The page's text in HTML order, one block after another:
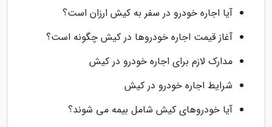
آیا اجاره خودرو در سفر به کیش ارزان است؟
آغاز قیمت اجاره خودروها در کیش چگونه است؟
مدارک لازم برای اجاره خودرو در کیش
شرایط اجاره خودرو در کیش
آیا خودروهای کیش شامل بیمه می شوند؟